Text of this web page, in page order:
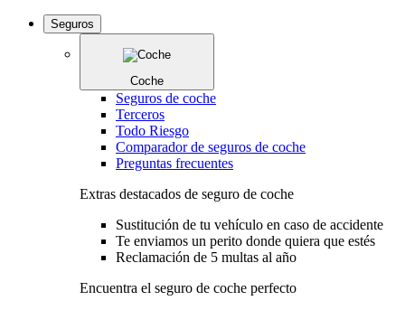
Seguros
Coche
Seguros de coche
Terceros
Todo Riesgo
Comparador de seguros de coche
Preguntas frecuentes
Extras destacados de seguro de coche
Sustitución de tu vehículo en caso de accidente
Te enviamos un perito donde quiera que estés
Reclamación de 5 multas al año
Encuentra el seguro de coche perfecto